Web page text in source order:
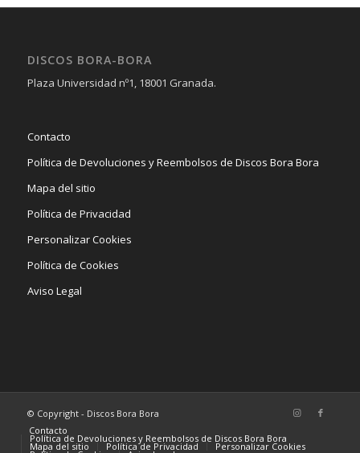
DISCOS BORA-BORA
Plaza Universidad nº1, 18001 Granada.
Contacto
Política de Devoluciones y Reembolsos de Discos Bora Bora
Mapa del sitio
Política de Privacidad
Personalizar Cookies
Política de Cookies
Aviso Legal
© Copyright - Discos Bora Bora
Contacto
Política de Devoluciones y Reembolsos de Discos Bora Bora
Mapa del sitio Política de Privacidad Personalizar Cookies